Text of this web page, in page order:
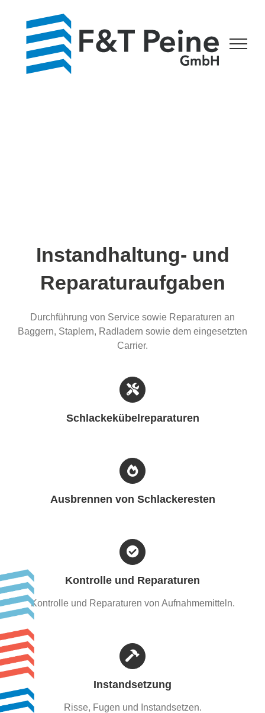
springen
Instandhaltung- und
Reparaturaufgaben
Durchführung von Service sowie Reparaturen an
Baggern, Staplern, Radladern sowie dem eingesetzten
Carrier.
Schlackekübelreparaturen
Ausbrennen von Schlackeresten
Kontrolle und Reparaturen
Kontrolle und Reparaturen von Aufnahmemitteln.
Instandsetzung
Risse, Fugen und Instandsetzen.